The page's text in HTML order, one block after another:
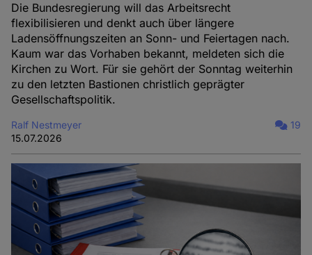
Die Bundesregierung will das Arbeitsrecht
flexibilisieren und denkt auch über längere
Ladensöffnungszeiten an Sonn- und Feiertagen nach.
Kaum war das Vorhaben bekannt, meldeten sich die
Kirchen zu Wort. Für sie gehört der Sonntag weiterhin
zu den letzten Bastionen christlich geprägter
Gesellschaftspolitik.
Ralf Nestmeyer
15.07.2026
19